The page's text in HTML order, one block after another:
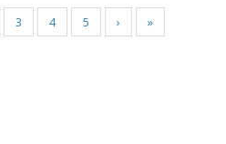
3 4 5 › »